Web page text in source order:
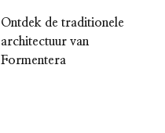
Ontdek de traditionele
architectuur van
Formentera